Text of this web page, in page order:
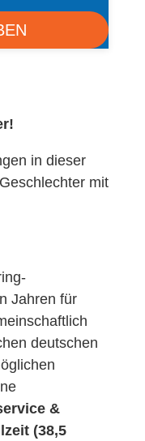
in dieser
mit
Jahren für
deutschen
&
(38,5